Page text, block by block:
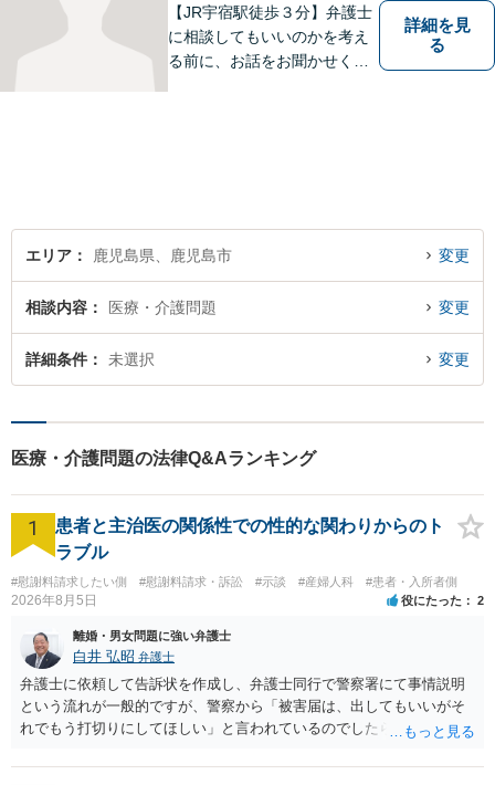
可】
【JR宇宿駅徒歩３分】弁護士
に相談してもいいのかを考え
る前に、お話をお聞かせくだ
詳細を見
る
エリア 鹿児島県、鹿児島市 変更
相談内容 医療・介護問題 変更
詳細条件 未選択 変更
医療・介護問題の法律Q&Aランキング
1
患者と主治医の関係性での性的な関わりからのト
ラブル
#慰謝料請求したい側 #慰謝料請求・訴訟 #示談 #産婦人科 #患者・入所者側
2026年8月5日 役にたった 2
離婚・男女問題に強い弁護士
白井 弘昭 弁護士
弁護士に依頼して告訴状を作成し、弁護士同行で警察署にて事情説明
という流れが一般的ですが、警察から「被害届は、出してもいいがそ
れでもう打切りにしてほしい」と言われているのでしたら、あまり結
検察庁に訴えるのもありかもしれないですが、実際に捜査をするの